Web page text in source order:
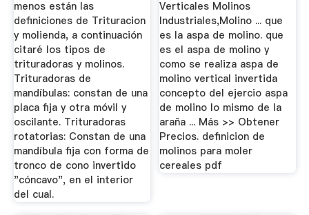
menos están las
definiciones de Trituracion
y molienda, a continuación
citaré los tipos de
trituradoras y molinos.
Trituradoras de
mandíbulas: constan de una
placa fija y otra móvil y
oscilante. Trituradoras
rotatorias: Constan de una
mandíbula fija con forma de
tronco de cono invertido
"cóncavo", en el interior
del cual.
Verticales Molinos
Industriales,Molino ... que
es la aspa de molino. que
es el aspa de molino y
como se realiza aspa de
molino vertical invertida
concepto del ejercio aspa
de molino lo mismo de la
araña ... Más >> Obtener
Precios. definicion de
molinos para moler
cereales pdf